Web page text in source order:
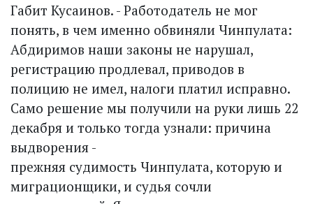
Габит Кусаинов. - Работодатель не мог
понять, в чем именно обвиняли Чинпулата:
Абдиримов наши законы не нарушал,
регистрацию продлевал, приводов в
полицию не имел, налоги платил исправно.
Само решение мы получили на руки лишь 22
декабря и только тогда узнали: причина
выдворения -
прежняя судимость Чинпулата, которую и
миграционщики, и судья сочли